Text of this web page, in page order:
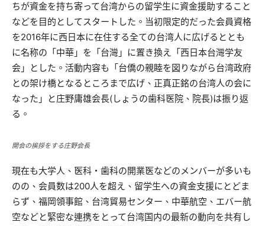
ちが資金を持ち寄って台湾からの留学生に資金援助すること
などを目的としてスタートした。当初限定的だった会員資格
を2016年に西日本に在住する全ての台湾人に広げるととも
に名称の「中華」を「台灣」に置き換え「西日本台灣学友
会」とした。活動内容も「台僑の親睦を図りながら台湾政府
との架け橋となるところまで広げ、正真正銘の台湾人の会に
なった」と庄野庸雄会長(しょうの歯科医院、院長)は振り返
る。
開会の挨拶をする庄野会長
現在も大学人、医科・歯科の開業医などのメンバーが多いも
のの、会員数は200人を超え、留学生への資金支援にとどま
らず、福岡領事館、台湾貿易センター、中華航空、エバー航
空などと緊密な連携をとって台湾国内の最新の動向を共有し